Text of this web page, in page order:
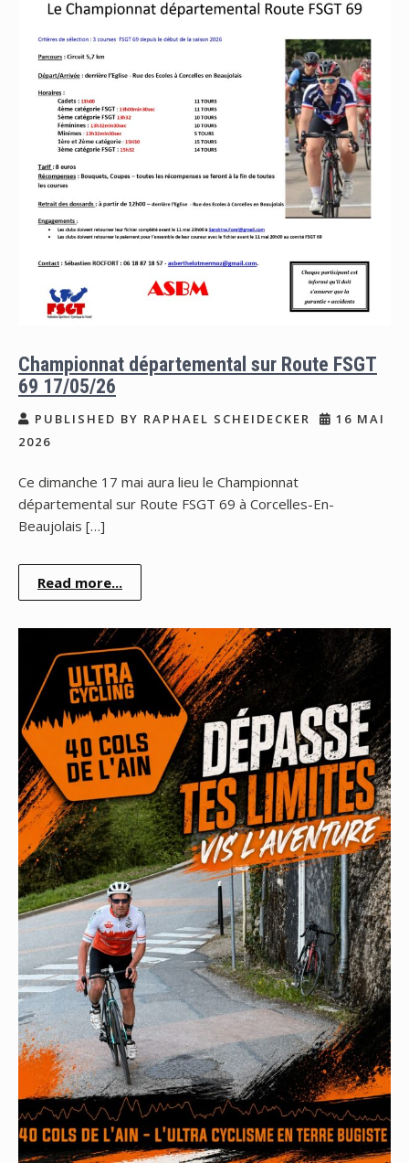
Championnat départemental sur Route FSGT
69 17/05/26
PUBLISHED BY RAPHAEL SCHEIDECKER
16 MAI
2026
Ce dimanche 17 mai aura lieu le Championnat
départemental sur Route FSGT 69 à Corcelles-En-
Beaujolais […]
Read more...